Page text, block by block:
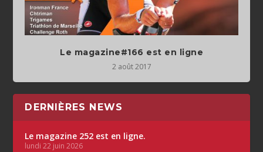
Le magazine#166 est en ligne
2 août 2017
DERNIÈRES NEWS
Le magazine 252 est en ligne.
lundi 22 juin 2026